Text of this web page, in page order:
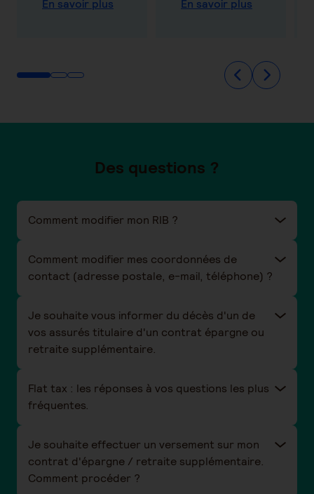
En savoir plus En savoir plus
Des questions ?
Comment modifier mon RIB ?
Comment modifier mes coordonnées de
contact (adresse postale, e-mail, téléphone) ?
Je souhaite vous informer du décès d'un de
vos assurés titulaire d'un contrat épargne ou
retraite supplémentaire.
Flat tax : les réponses à vos questions les plus
fréquentes.
Je souhaite effectuer un versement sur mon
contrat d'épargne / retraite supplémentaire.
Comment procéder ?